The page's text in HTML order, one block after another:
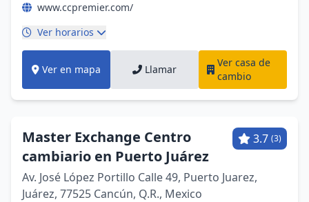
www.ccpremier.com/
Ver horarios
Ver en mapa Llamar
Ver casa de
cambio
Master Exchange Centro
cambiario en Puerto Juárez
3.7 (3)
Av. José López Portillo Calle 49, Puerto Juarez,
Juárez, 77525 Cancún, Q.R., Mexico